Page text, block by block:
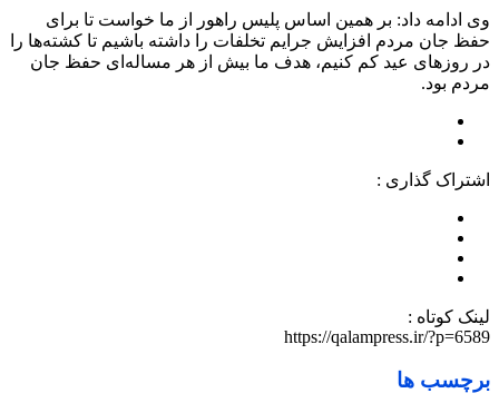
وی ادامه داد: بر همین اساس پلیس راهور از ما خواست تا برای
حفظ جان مردم افزایش جرایم تخلفات را داشته باشیم تا کشته‌ها را
در روزهای عید کم کنیم، هدف ما بیش از هر مساله‌ای حفظ جان
مردم بود.
اشتراک گذاری :
لینک کوتاه :
https://qalampress.ir/?p=6589
برچسب ها